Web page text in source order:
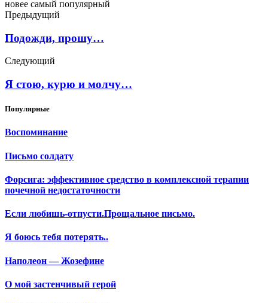
новее самый популярный
Предыдущий
Подожди, прошу…
Следующий
Я стою, курю и молчу…
Популярные
Воспоминание
Письмо солдату
Форсига: эффективное средство в комплексной терапии
почечной недостаточности
Если любишь-отпусти.Прощальное письмо.
Я боюсь тебя потерять..
Наполеон — Жозефине
О мой застенчивый герой